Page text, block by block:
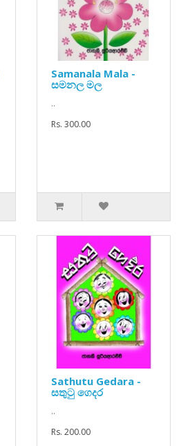
Samanala Mala -
සමනල මල
..
Rs. 300.00
Sathutu Gedara -
සතුටු ගෙදර
..
Rs. 200.00